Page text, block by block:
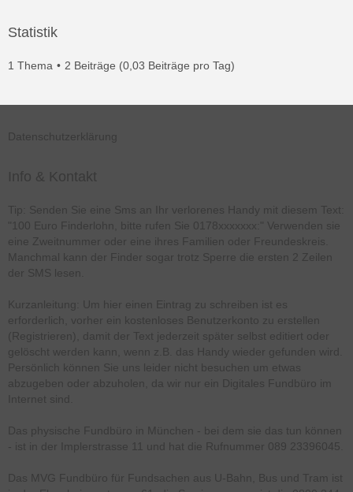
Statistik
1 Thema 2 Beiträge (0,03 Beiträge pro Tag)
Datenschutzerklärung
Info & Kontakt
Tip: Senden Sie eine Sms an Ihr verlorenes Handy mit diesem Text:
"100 Euro Finderlohn, bitte rufen Sie 0178xxxxxxx:" Verwenden sie
eine Zweitnummer oder eine ihres Familien oder Freundeskreis.
Manchmal kann der Finder sogar trotz Sperre die ersten 2 Zeilen
der SMS lesen.
Kurzanleitung: Um hier einen Eintrag zu schreiben ist es
erforderlich, vorher ein kostenloses Benutzerkonto zu erstellen
(Registrieren), damit der Text jederzeit später selbst editiert oder
gelöscht werden kann, wenn z.B. das Handy wieder gefunden wird.
Persönlich können Sie uns leider nicht besuchen um etwas
abzugeben oder abzuholen, da wir nur ein Digitales Fundbüro im
Internet sind.
Das physische Fundbüro in München - bei dem sie das tun können
- ist in der Implerstrasse 11 und hat die Rufnummer 089 23396045.
Das MVG Fundbüro für Fundsachen aus U-Bahn, Bus und Tram ist